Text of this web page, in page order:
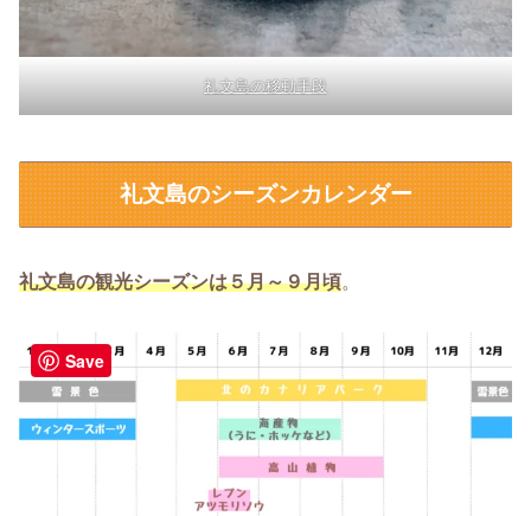
礼文島の移動手段
礼文島のシーズンカレンダー
礼文島の観光シーズンは５月～９月頃。
Save